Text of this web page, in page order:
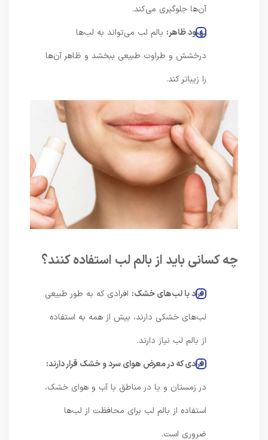
آن‌ها جلوگیری می‌کند.
بهبود ظاهر:بالم لب می‌تواند به لب‌ها
درخشش و طراوت طبیعی ببخشد و ظاهر آن‌ها
را زیباتر کند.
چه کسانی باید از بالم لب استفاده کنند؟
افراد با لب‌های خشک:افرادی که به طور طبیعی
لب‌های خشکی دارند، بیش از همه به استفاده
از بالم لب نیاز دارند.
افرادی که در معرض هوای سرد و خشک قرار دارند:
در زمستان و یا در مناطق با آب و هوای خشک،
استفاده از بالم لب برای محافظت از لب‌ها
ضروری است.